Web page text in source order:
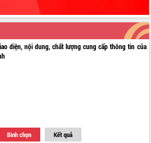
diện, nội dung, chất lượng cung cấp thông tin của
Bình chọn Kết quả